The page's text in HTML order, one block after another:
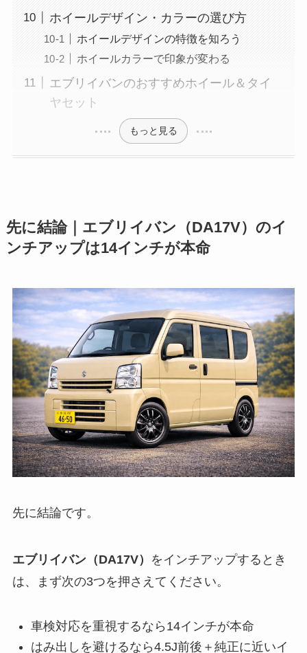
ホイールデザイン・カラーの選び方
ホイールデザインの特徴を知ろう
ホイールカラーで印象が変わる
エブリイバンのおすすめホイール＆タイ
ヤセット
もっと見る
先に結論｜エブリイバン（DA17V）のイ
ンチアップは14インチが本命
先に結論です。
エブリイバン（DA17V）
をインチアップするとき
は、まず次の3つを押さえてください。
車検対応を重視するなら14インチが本命
はみ出しを避けるなら4.5J前後＋純正に近いイ